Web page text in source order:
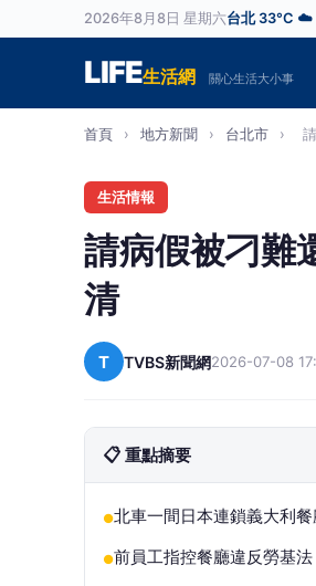
2026年8月8日 星期六台北 33°C ☁️
LIFE生活網 關心生活大小事
首頁 › 地方新聞 › 台北市 ›
生活情報
請病假被刁難
清
T TVBS新聞網2026-07-08
📋 重點摘要
●北車一間日本連鎖義大利
●前員工指控餐廳違反勞基